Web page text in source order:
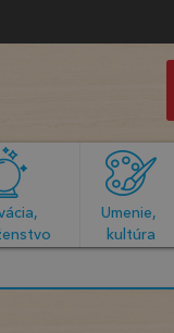
Umenie,
kultúra